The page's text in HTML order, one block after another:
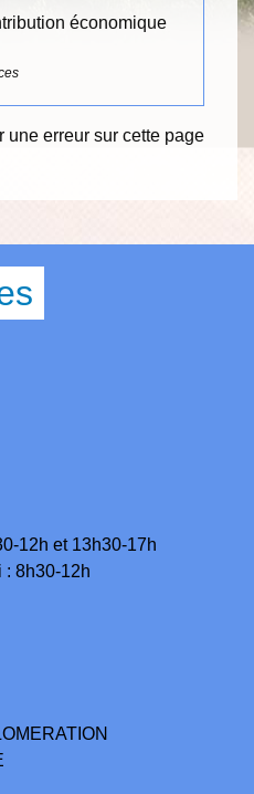
économique
une erreur sur cette page
12h et 13h30-17h
: 8h30-12h